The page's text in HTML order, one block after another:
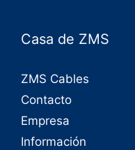
Casa de ZMS
ZMS Cables
Contacto
Empresa
Información